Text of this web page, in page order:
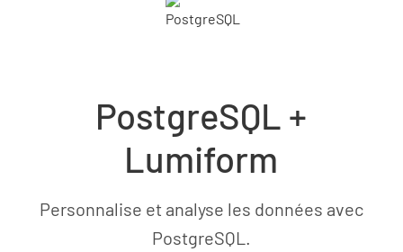
PostgreSQL +
Lumiform
Personnalise et analyse les données avec
PostgreSQL.